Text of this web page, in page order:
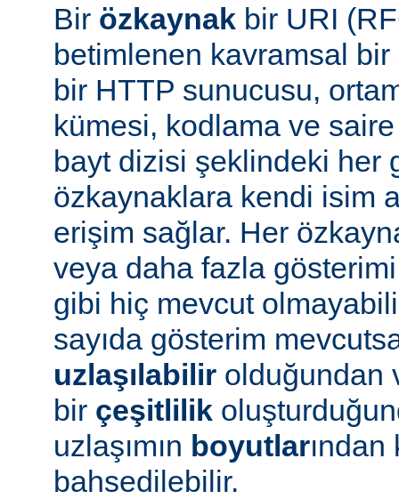
Bir özkaynak bir URI
betimlenen kavramsal
bir HTTP sunucusu,
kümesi, kodlama ve saire
bayt dizisi şeklindeki her
özkaynaklara kendi isim
erişim sağlar. Her
veya daha fazla
gibi hiç mevcut
sayıda gösterim
uzlaşılabilir olduğundan
bir çeşitlilik
uzlaşımın boyutlarından
bahsedilebilir.